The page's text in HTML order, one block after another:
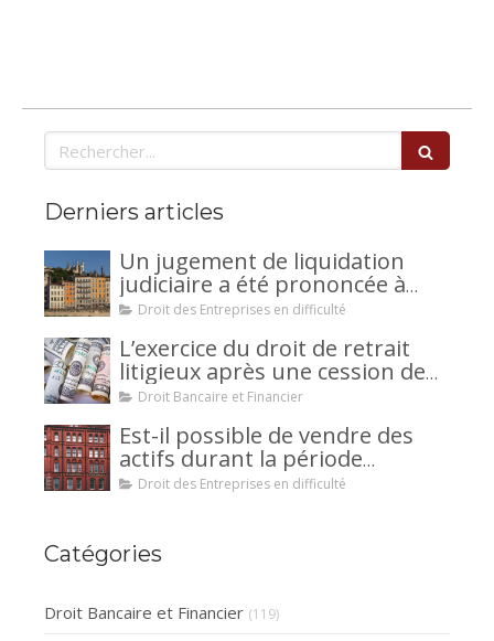
Rechercher
Derniers articles
Un jugement de liquidation
judiciaire a été prononcée à
votre encontre : comment
Droit des Entreprises en difficulté
L’exercice du droit de retrait
litigieux après une cession de
créance : un mécanisme
la caution.
Droit Bancaire et Financier
Est-il possible de vendre des
actifs durant la période
d’observation d’un
Droit des Entreprises en difficulté
Catégories
Droit Bancaire et Financier (119)